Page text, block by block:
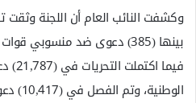
بينها (385) دعوى ضد منسوبي
فيما
الوطنية، وتم الفصل في (10,417) دعوى حتى الآن.